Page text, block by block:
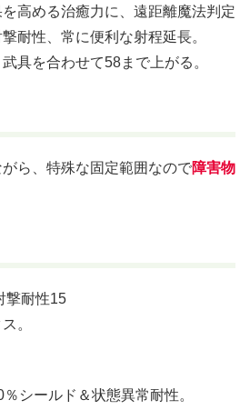
高める治癒力に、遠距離魔法判定
耐性、常に便利な射程延長。
具を合わせて58まで上がる。
ら、特殊な固定範囲なので障害物
撃耐性15
。
シールド＆状態異常耐性。